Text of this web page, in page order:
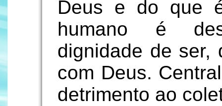
Deus e do que
humano é
dignidade de ser,
com Deus.
detrimento ao